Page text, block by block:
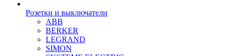
Розетки и выключатели
ABB
BERKER
LEGRAND
SIMON